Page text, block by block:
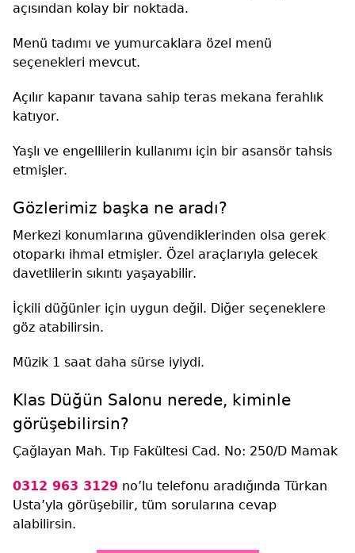
açısından kolay bir noktada.
Menü tadımı ve yumurcaklara özel menü
seçenekleri mevcut.
Açılır kapanır tavana sahip teras mekana ferahlık
katıyor.
Yaşlı ve engellilerin kullanımı için bir asansör tahsis
etmişler.
Gözlerimiz başka ne aradı?
Merkezi konumlarına güvendiklerinden olsa gerek
otoparkı ihmal etmişler. Özel araçlarıyla gelecek
davetlilerin sıkıntı yaşayabilir.
İçkili düğünler için uygun değil. Diğer seçeneklere
göz atabilirsin.
Müzik 1 saat daha sürse iyiydi.
Klas Düğün Salonu nerede, kiminle
görüşebilirsin?
Çağlayan Mah. Tıp Fakültesi Cad. No: 250/D Mamak
0312 963 3129 no’lu telefonu aradığında Türkan
Usta’yla görüşebilir, tüm sorularına cevap
alabilirsin.